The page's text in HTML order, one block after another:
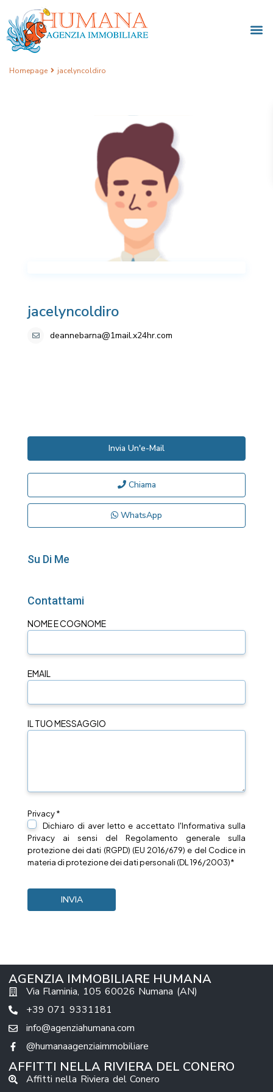
Homepage jacelyncoldiro
jacelyncoldiro
deannebarna@1mail.x24hr.com
Invia Un'e-Mail
Chiama
WhatsApp
Su Di Me
Contattami
NOME E COGNOME
EMAIL
IL TUO MESSAGGIO
Privacy *
Dichiaro di aver letto e accettato l'Informativa sulla
Privacy ai sensi del Regolamento generale sulla
protezione dei dati (RGPD) (EU 2016/679) e del Codice in
materia di protezione dei dati personali (DL 196/2003)*
AGENZIA IMMOBILIARE HUMANA
Via Flaminia, 105 60026 Numana (AN)
+39 071 9331181
info@agenziahumana.com
@humanaagenziaimmobiliare
AFFITTI NELLA RIVIERA DEL CONERO
Affitti nella Riviera del Conero